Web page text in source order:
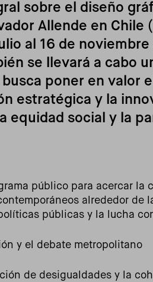
sobre el diseño
Allende en Chile
al 16 de noviembre
se llevará a cabo
poner en valor
estratégica y la
equidad social y la
público para acercar
alrededor de
públicas y la lucha
y el debate metropolitano
de desigualdades y la